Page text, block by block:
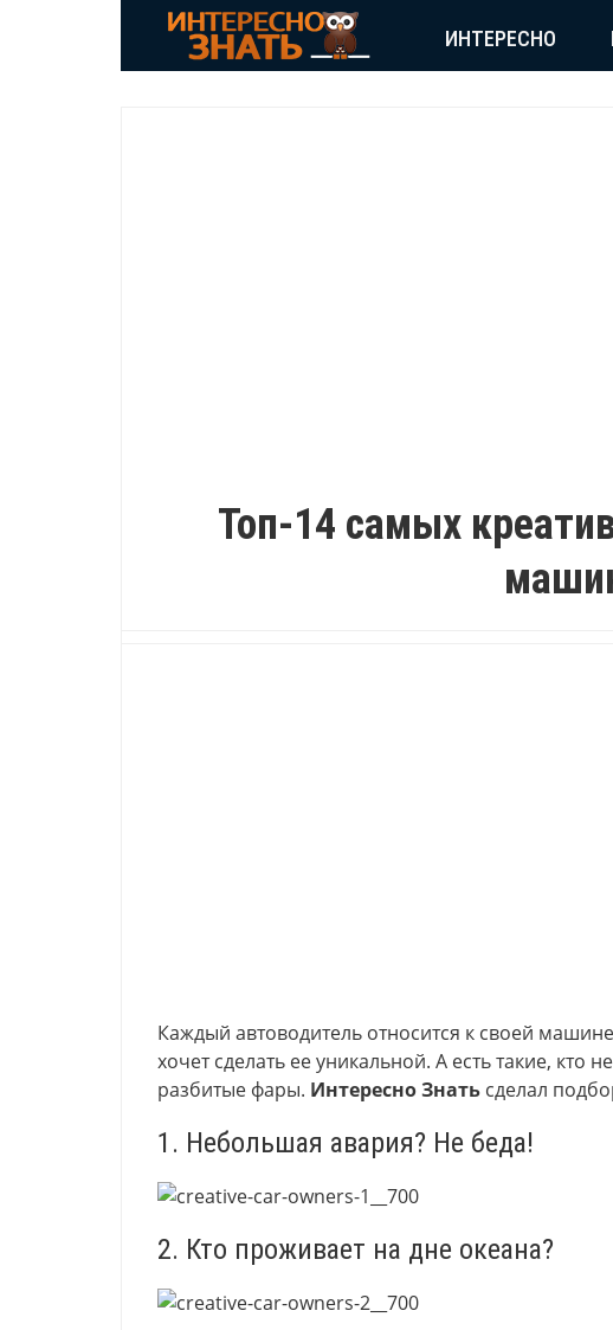
ИНТЕРЕСНО
Топ-14 самых
Каждый автоводитель относится к своей
хочет сделать ее уникальной. А есть такие, кто
разбитые фары. Интересно Знать сделал
1. Небольшая авария? Не беда!
2. Кто проживает на дне океана?